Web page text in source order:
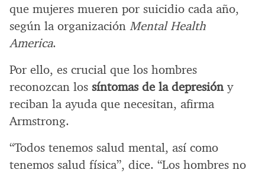
que mujeres mueren por suicidio cada año,
según la organización Mental Health
America.
Por ello, es crucial que los hombres
reconozcan los síntomas de la depresióny
reciban la ayuda que necesitan, afirma
Armstrong.
“Todos tenemos salud mental, así como
tenemos salud física”, dice. “Los hombres no